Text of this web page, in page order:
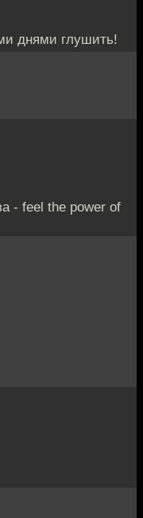
днями глушить!
- feel the power of